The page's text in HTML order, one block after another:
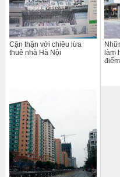
Cận thận với chiêu lừa
thuê nhà Hà Nội
làm